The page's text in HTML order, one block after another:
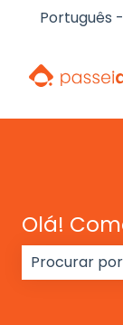
Português
Olá!
Não há